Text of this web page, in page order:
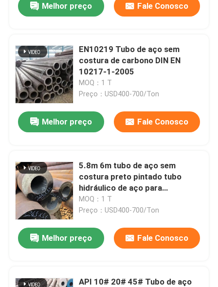
Melhor preço Fale Conosco
EN10219 Tubo de aço sem
costura de carbono DIN EN
10217-1-2005
MOQ：1 T
Preço：USD400-700/Ton
Melhor preço Fale Conosco
5.8m 6m tubo de aço sem
costura preto pintado tubo
hidráulico de aço para
fertilizantes
MOQ：1 T
Preço：USD400-700/Ton
Melhor preço Fale Conosco
API 10# 20# 45# Tubo de aço